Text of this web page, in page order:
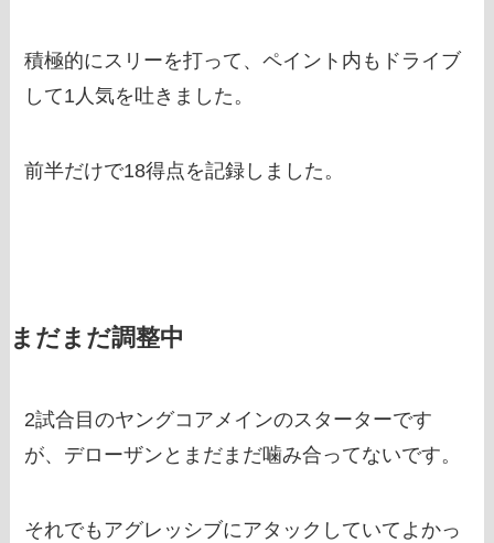
積極的にスリーを打って、ペイント内もドライブ
して1人気を吐きました。
前半だけで18得点を記録しました。
まだまだ調整中
2試合目のヤングコアメインのスターターです
が、デローザンとまだまだ噛み合ってないです。
それでもアグレッシブにアタックしていてよかっ